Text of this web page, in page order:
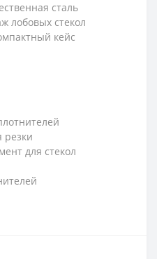
сталь
лобовых стекол
кейс
резки
для стекол